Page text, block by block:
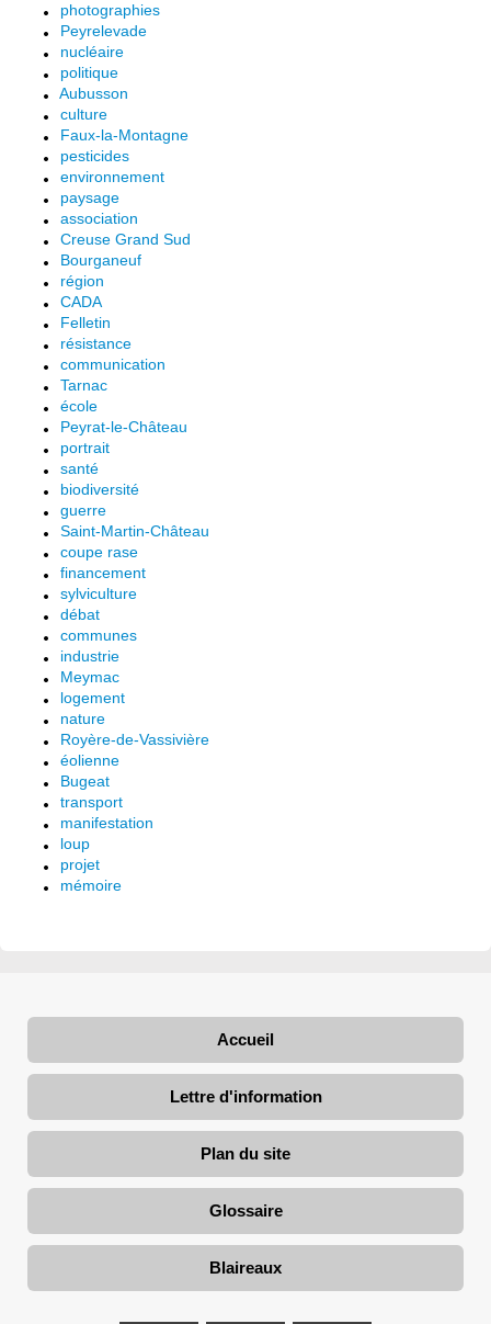
photographies
Peyrelevade
nucléaire
politique
Aubusson
culture
Faux-la-Montagne
pesticides
environnement
paysage
association
Creuse Grand Sud
Bourganeuf
région
CADA
Felletin
résistance
communication
Tarnac
école
Peyrat-le-Château
portrait
santé
biodiversité
guerre
Saint-Martin-Château
coupe rase
financement
sylviculture
débat
communes
industrie
Meymac
logement
nature
Royère-de-Vassivière
éolienne
Bugeat
transport
manifestation
loup
projet
mémoire
Accueil
Lettre d'information
Plan du site
Glossaire
Blaireaux